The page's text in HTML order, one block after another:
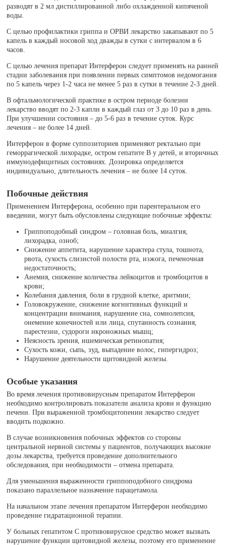
разводят в 2 мл дистиллированной либо охлажденной кипяченой
воды.
С целью профилактики гриппа и ОРВИ лекарство закапывают по 5
капель в каждый носовой ход дважды в сутки с интервалом в 6
часов.
С целью лечения препарат Интерферон следует применять на ранней
стадии заболевания при появлении первых симптомов недомогания
по 5 капель через 1-2 часа не менее 5 раз в сутки в течение 2-3 дней.
В офтальмологической практике в остром периоде болезни
лекарство вводят по 2-3 капли в каждый глаз от 3 до 10 раз в день.
При улучшении состояния – до 5-6 раз в течение суток. Курс
лечения – не более 14 дней.
Интерферон в форме суппозиториев применяют ректально при
геморрагической лихорадке, остром гепатите В у детей, и вторичных
иммунодефицитных состояниях. Дозировка определяется
индивидуально, длительность лечения – не более 14 суток.
Побочные действия
Применением Интерферона, особенно при парентеральном его
введении, могут быть обусловлены следующие побочные эффекты:
Гриппоподобный синдром – головная боль, миалгия,
лихорадка, озноб;
Снижение аппетита, нарушение характера стула, тошнота,
рвота, сухость слизистой полости рта, изжога, печеночная
недостаточность;
Анемия, снижение количества лейкоцитов и тромбоцитов в
крови;
Колебания давления, боли в грудной клетке, аритмии;
Головокружение, снижение когнитивных функций и
концентрации внимания, нарушение сна, сомнолепсия,
онемение конечностей или лица, спутанность сознания,
парестезии, судороги икроножных мышц;
Неясность зрения, ишемическая ретинопатия;
Сухость кожи, сыпь, зуд, выпадение волос, гипергидроз;
Нарушение деятельности щитовидной железы.
Особые указания
Во время лечения противовирусным препаратом Интерферон
необходимо контролировать показатели анализа крови и функцию
печени. При выраженной тромбоцитопении лекарство следует
вводить подкожно.
В случае возникновения побочных эффектов со стороны
центральной нервной системы у пациентов, получающих высокие
дозы лекарства, требуется проведение дополнительного
обследования, при необходимости – отмена препарата.
Для уменьшения выраженности гриппоподобного синдрома
показано параллельное назначение парацетамола.
На начальном этапе лечения препаратом Интерферон необходимо
проведение гидратационной терапии.
У больных гепатитом С противовирусное средство может вызвать
нарушение функции щитовидной железы, поэтому его применение